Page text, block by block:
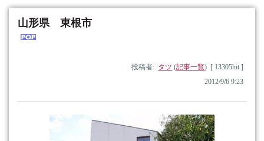
山形県 東根市
投稿者: タツ (記事一覧) [ 13305hit ]
2012/9/6 9:23